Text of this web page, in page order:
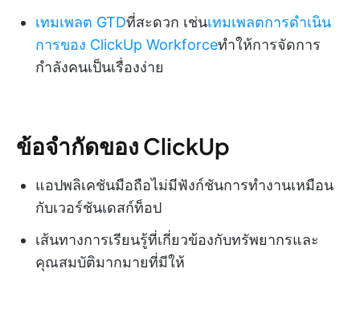
เทมเพลต GTDที่สะดวก เช่นเทมเพลตการดำเนิน
การของ ClickUp Workforceทำให้การจัดการ
กำลังคนเป็นเรื่องง่าย
ข้อจำกัดของ ClickUp
แอปพลิเคชันมือถือไม่มีฟังก์ชันการทำงานเหมือน
กับเวอร์ชันเดสก์ท็อป
เส้นทางการเรียนรู้ที่เกี่ยวข้องกับทรัพยากรและ
คุณสมบัติมากมายที่มีให้